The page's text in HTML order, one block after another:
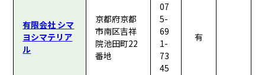
有限会社 シマ
ヨシマテリア
ル
京都府京都
市南区吉祥
院池田町22
番地
07
5-
69
1-
73
45
有